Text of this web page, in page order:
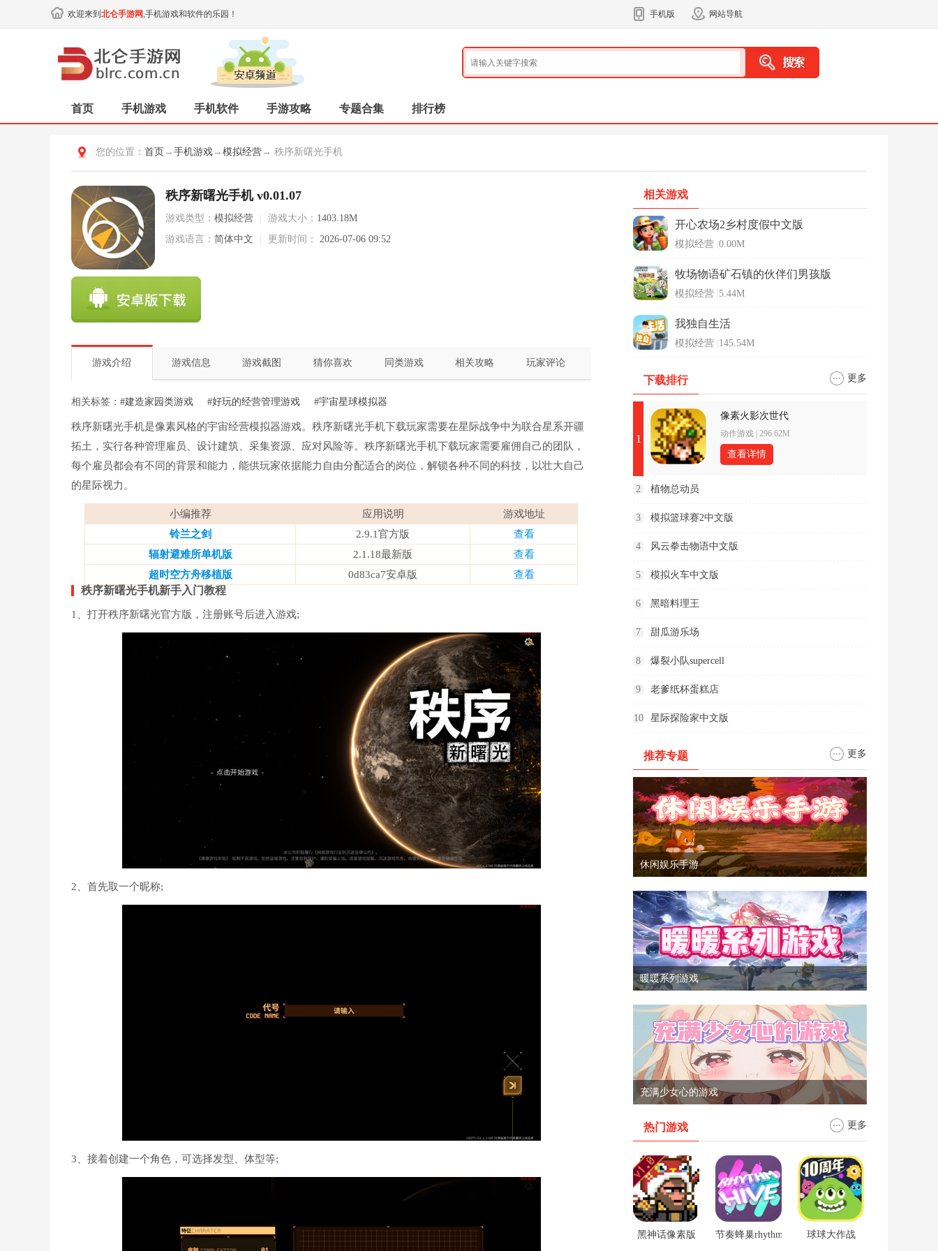
欢迎来到 北仑手游网,手机游戏和软件的乐园！ 手机版 网站导航
首页 手机游戏 手机软件 手游攻略 专题合集 排行榜
您的位置： 首页 → 手机游戏 → 模拟经营 → 秩序新曙光手机
秩序新曙光手机 v0.01.07
游戏类型： 模拟经营 游戏大小： 1403.18M
游戏语言： 简体中文 更新时间： 2026-07-06 09:52
游戏介绍 游戏信息 游戏截图 猜你喜欢 同类游戏 相关攻略 玩家评论
相关标签： #建造家园类游戏 #好玩的经营管理游戏 #宇宙星球模拟器
秩序新曙光手机是像素风格的宇宙经营模拟器游戏。秩序新曙光手机下载玩家需要在星际战争中为联合星系开疆
拓土，实行各种管理雇员、设计建筑、采集资源、应对风险等。秩序新曙光手机下载玩家需要雇佣自己的团队，
每个雇员都会有不同的背景和能力，能供玩家依据能力自由分配适合的岗位，解锁各种不同的科技，以壮大自己
的星际视力。
小编推荐 应用说明
游戏地址
铃兰之剑
2.9.1官方版
查看
辐射避难所单机版
2.1.18最新版
查看
超时空方舟移植版
0d83ca7安卓版 查看
秩序新曙光手机新手入门教程
1、打开秩序新曙光官方版，注册账号后进入游戏;
2、首先取一个昵称;
3、接着创建一个角色，可选择发型、体型等;
相关游戏
开心农场2乡村度假中文版
模拟经营 0.00M
牧场物语矿石镇的伙伴们男孩版
模拟经营 5.44M
我独自生活
模拟经营 145.54M
下载排行 更多
1
像素火影次世代
动作游戏 296.62M
查看详情
2 植物总动员
3 模拟篮球赛2中文版
4 风云拳击物语中文版
5 模拟火车中文版
6 黑暗料理王
7 甜瓜游乐场
8 爆裂小队supercell
9 老爹纸杯蛋糕店
10 星际探险家中文版
推荐专题 更多
休闲娱乐手游
暖暖系列游戏
充满少女心的游戏
热门游戏 更多
黑神话像素版 节奏蜂巢rhythm hive 球球大作战